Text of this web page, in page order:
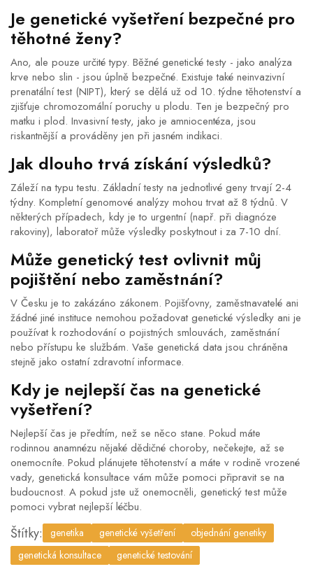
Je genetické vyšetření bezpečné pro
těhotné ženy?
Ano, ale pouze určité typy. Běžné genetické testy - jako analýza
krve nebo slin - jsou úplně bezpečné. Existuje také neinvazivní
prenatální test (NIPT), který se dělá už od 10. týdne těhotenství a
zjišťuje chromozomální poruchy u plodu. Ten je bezpečný pro
matku i plod. Invasivní testy, jako je amniocentéza, jsou
riskantnější a prováděny jen při jasném indikaci.
Jak dlouho trvá získání výsledků?
Záleží na typu testu. Základní testy na jednotlivé geny trvají 2-4
týdny. Kompletní genomové analýzy mohou trvat až 8 týdnů. V
některých případech, kdy je to urgentní (např. při diagnóze
rakoviny), laboratoř může výsledky poskytnout i za 7-10 dní.
Může genetický test ovlivnit můj
pojištění nebo zaměstnání?
V Česku je to zakázáno zákonem. Pojišťovny, zaměstnavatelé ani
žádné jiné instituce nemohou požadovat genetické výsledky ani je
používat k rozhodování o pojistných smlouvách, zaměstnání
nebo přístupu ke službám. Vaše genetická data jsou chráněna
stejně jako ostatní zdravotní informace.
Kdy je nejlepší čas na genetické
vyšetření?
Nejlepší čas je předtím, než se něco stane. Pokud máte
rodinnou anamnézu nějaké dědičné choroby, nečekejte, až se
onemocníte. Pokud plánujete těhotenství a máte v rodině vrozené
vady, genetická konsultace vám může pomoci připravit se na
budoucnost. A pokud jste už onemocněli, genetický test může
pomoci vybrat nejlepší léčbu.
Štítky: genetika genetické vyšetření
objednání genetiky
genetická konsultace
genetické testování